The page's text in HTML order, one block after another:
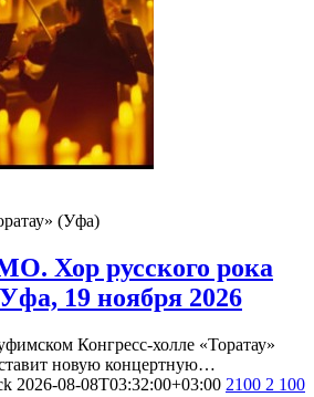
(Уфа)
Хор русского рока
19 ноября 2026
Конгресс-холле «Торатау»
новую концертную…
2026-08-08T03:32:00+03:00 2100 2 100